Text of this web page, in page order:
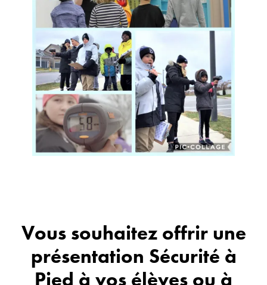
Vous souhaitez offrir une
présentation Sécurité à
Pied à vos élèves ou à